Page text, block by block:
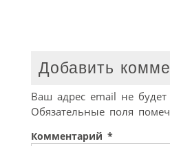
Добавить
Ваш адрес email не будет
Обязательные поля
Комментарий *